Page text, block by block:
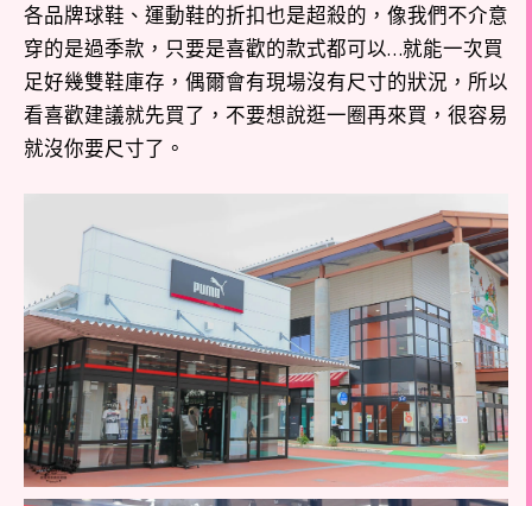
各品牌球鞋、運動鞋的折扣也是超殺的，像我們不介意
穿的是過季款，只要是喜歡的款式都可以…就能一次買
足好幾雙鞋庫存，偶爾會有現場沒有尺寸的狀況，所以
看喜歡建議就先買了，不要想說逛一圈再來買，很容易
就沒你要尺寸了。